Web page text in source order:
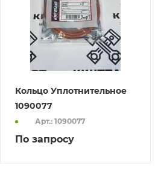
Кольцо Уплотнительное
1090077
Арт.: 1090077
По запросу